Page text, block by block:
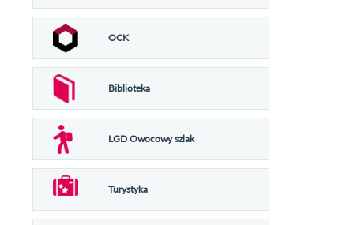
OCK
Biblioteka
LGD Owocowy szlak
Turystyka